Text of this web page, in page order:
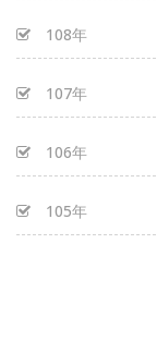
108年
107年
106年
105年